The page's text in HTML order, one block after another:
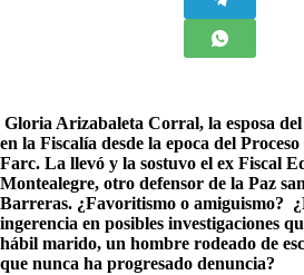
Gloria Arizabaleta Corral, la esposa
en la Fiscalía desde la epoca del
Farc. La llevó y la sostuvo el ex Fiscal
Montealegre, otro defensor de la Paz
Barreras. ¿Favoritismo o amiguismo?
ingerencia en posibles investigaciones
hábil marido, un hombre rodeado de
que nunca ha progresado denuncia?